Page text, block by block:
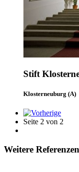
Stift
Klosterneuburg (A)
Seite 2 von 2
Weitere Referenzen